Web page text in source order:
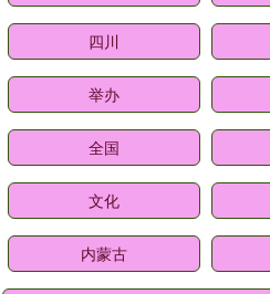
四川
举办
全国
文化
内蒙古